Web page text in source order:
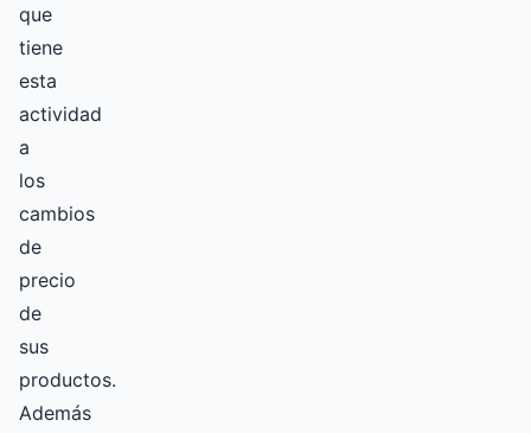
que
tiene
esta
actividad
a
los
cambios
de
precio
de
sus
productos.
Además